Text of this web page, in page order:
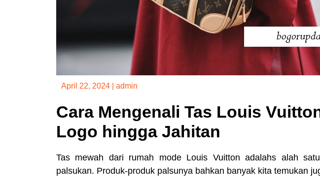
April 22, 2024 admin
Cara Mengenali Tas Louis
Logo hingga Jahitan
Tas mewah dari rumah mode Louis Vuitton adalahs alah
palsukan. Produk-produk palsunya bahkan banyak kita temukan